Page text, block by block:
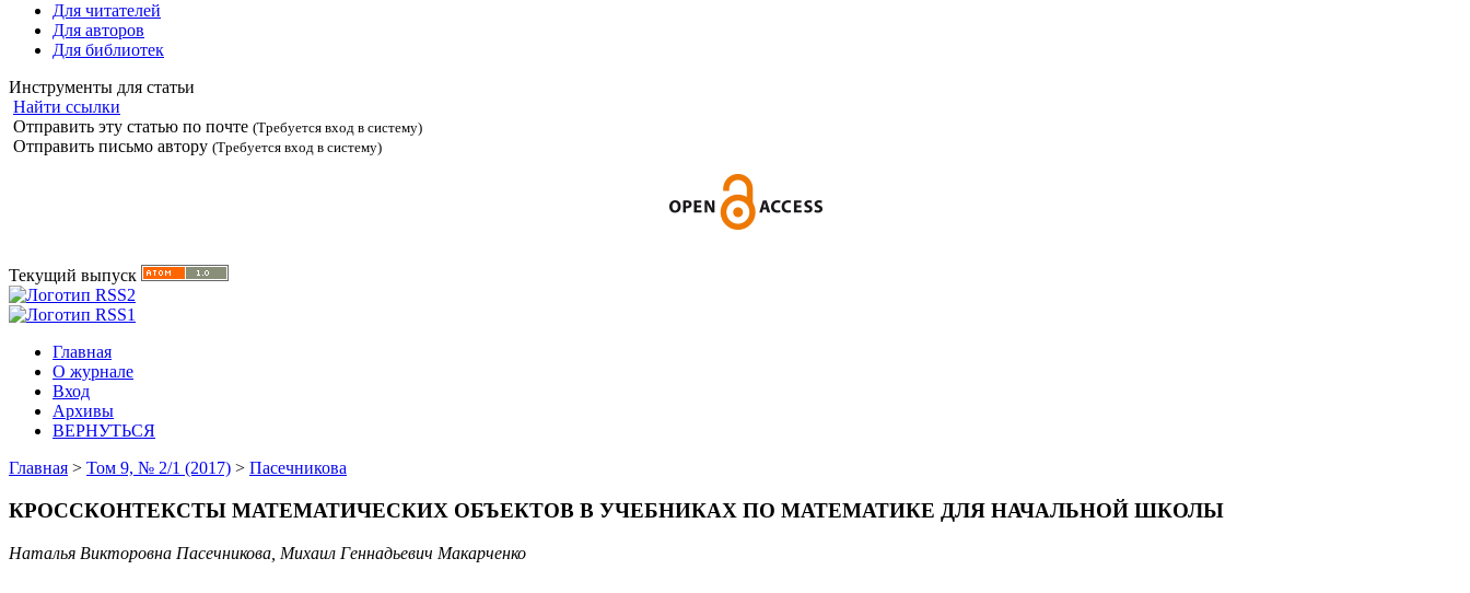
Для читателей
Для авторов
Для библиотек
Инструменты для статьи
Найти ссылки
Отправить эту статью по почте (Требуется вход в систему)
Отправить письмо автору (Требуется вход в систему)
Текущий выпуск
Главная
О журнале
Вход
Архивы
ВЕРНУТЬСЯ
Главная > Том 9, № 2/1 (2017) > Пасечникова
КРОССКОНТЕКСТЫ МАТЕМАТИЧЕСКИХ ОБЪЕКТОВ В УЧЕБНИКАХ ПО МАТЕМАТИКЕ ДЛЯ НАЧАЛЬНОЙ ШКОЛЫ
Наталья Викторовна Пасечникова, Михаил Геннадьевич Макарченко